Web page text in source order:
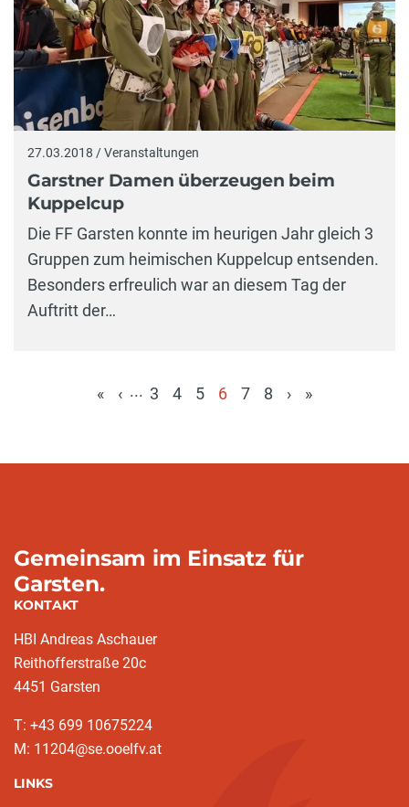
27.03.2018 / Veranstaltungen
Garstner Damen überzeugen beim
Kuppelcup
Die FF Garsten konnte im heurigen Jahr gleich 3
Gruppen zum heimischen Kuppelcup entsenden.
Besonders erfreulich war an diesem Tag der
Auftritt der…
« ‹ ... 3 4 5
6
7 8 › »
Gemeinsam im Einsatz für
Garsten.
KONTAKT
HBI Andreas Aschauer
Reithofferstraße 20c
4451 Garsten
T: ‭+43 699 10675224‬
M: 11204@se.ooelfv.at
LINKS